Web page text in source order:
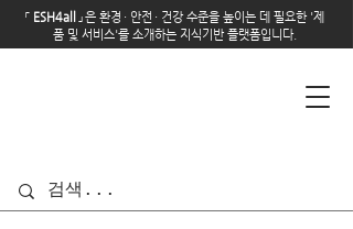
「 ESH4all 」은 환경 · 안전 · 건강 수준을 높이는 데 필요한 '제
품 및 서비스'를 소개하는 지식기반 플랫폼입니다.